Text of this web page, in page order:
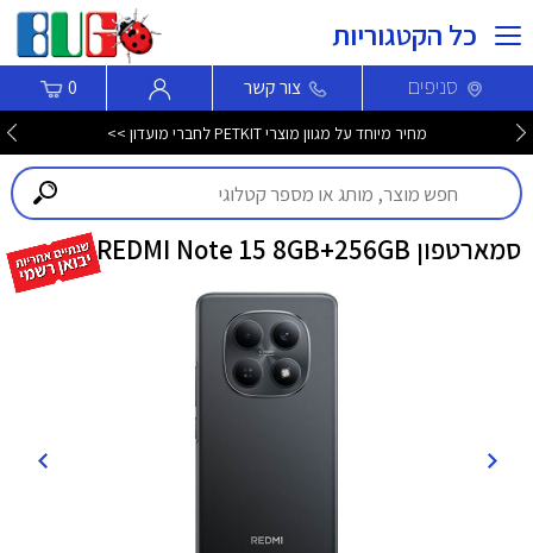
כל הקטגוריות
סניפים צור קשר 0
מחיר מיוחד על מגוון מוצרי PETKIT לחברי מועדון >>
סמארטפון REDMI Note 15 8GB+256GB